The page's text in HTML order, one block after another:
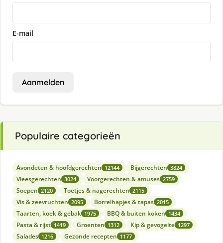
E-mail
Aanmelden
Populaire categorieën
Avondeten & hoofdgerechten 12144 Bijgerechten 3824
Vleesgerechten 3024 Voorgerechten & amuses 2759
Soepen 2120 Toetjes & nagerechten 2115
Vis & zeevruchten 2095 Borrelhapjes & tapas 2015
Taarten, koek & gebak 1975 BBQ & buiten koken 1434
Pasta & rijst 1419 Groenten 1312 Kip & gevogelte 1297
Salades 1216 Gezonde recepten 1177